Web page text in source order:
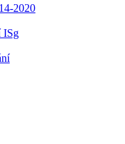
2020
ISg